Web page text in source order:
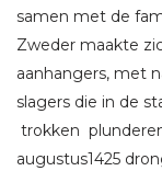
samen met de
Zweder maakte
aanhangers, met
slagers die in de
trokken
augustus1425